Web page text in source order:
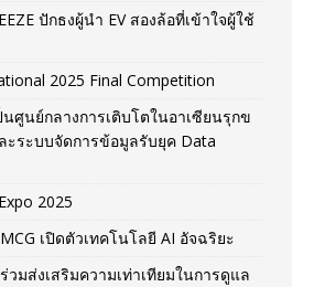
ปักธงผู้นำ EV สองล้อที่เข้าใจผู้ใช้
2025 Final Competition
นศูนย์กลางการเติบโตในอาเซียนรุกข
ะระบบจัดการข้อมูลรับยุค Data
2025
เปิดตัวเทคโนโลยี AI อัจฉริยะ
วมส่งเสริมความเท่าเทียมในการดูแล